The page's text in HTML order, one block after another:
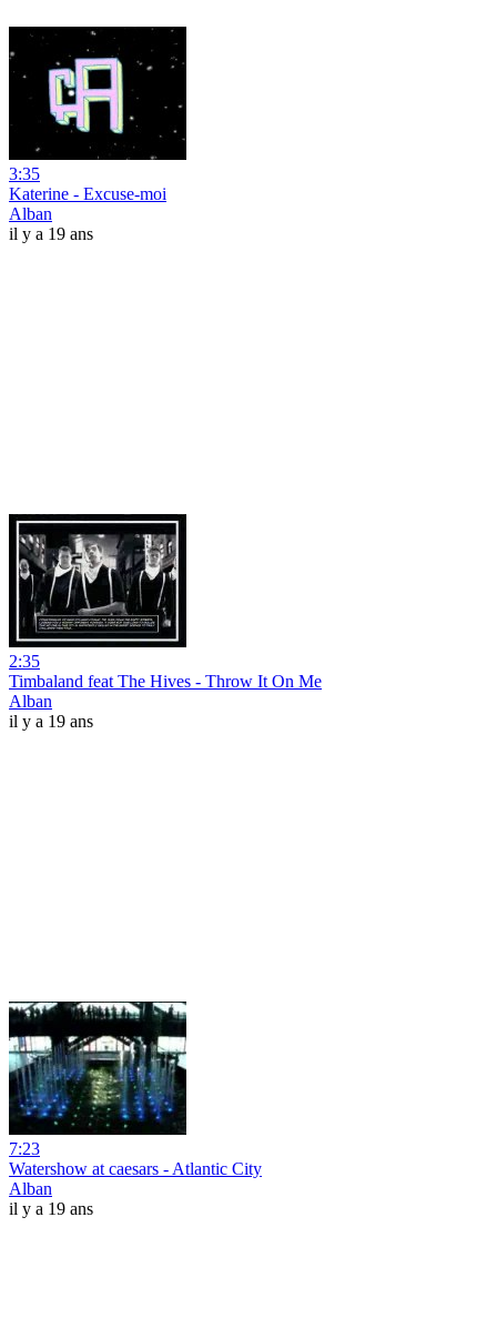
3:35
Katerine - Excuse-moi
Alban
il y a 19 ans
2:35
Timbaland feat The Hives - Throw It On Me
Alban
il y a 19 ans
7:23
Watershow at caesars - Atlantic City
Alban
il y a 19 ans